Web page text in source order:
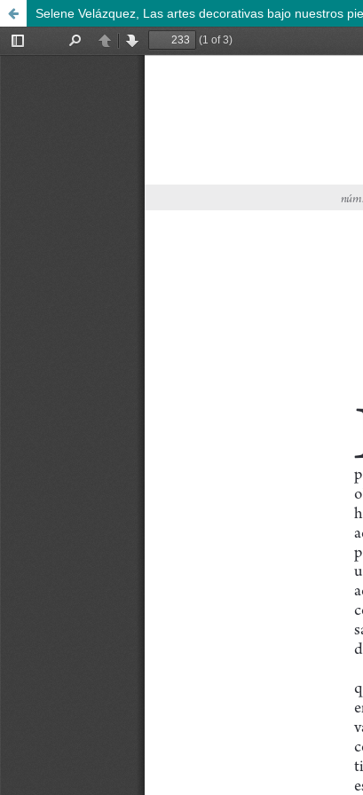
Selene Velázquez, Las artes decorativas bajo nuestros